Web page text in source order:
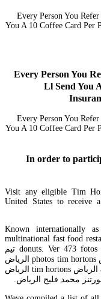
Every Person You
Ll Send You
In order to
. Visit any eligible Tim
United States to receive
Known internationally
multinational fast food
donuts. Ver 473 fotos y 58 tips de 3118 visitantes de Tim Hortons تيم
هورتنز. Tim hortons الرياض tim hortons الرياض photos tim hortons الرياض
location tim hortons الرياض address tim hortons الرياض tim hortons الرياض